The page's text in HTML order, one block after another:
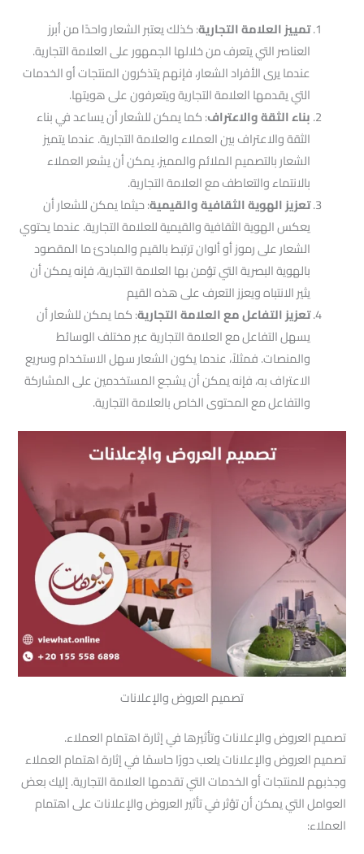
تمييز العلامة التجارية: كذلك يعتبر الشعار واحدًا من أبرز
العناصر التي يتعرف من خلالها الجمهور على العلامة التجارية.
عندما يرى الأفراد الشعار، فإنهم يتذكرون المنتجات أو الخدمات
التي يقدمها العلامة التجارية ويتعرفون على هويتها.
بناء الثقة والاعتراف: كما يمكن للشعار أن يساعد في بناء
الثقة والاعتراف بين العملاء والعلامة التجارية. عندما يتميز
الشعار بالتصميم الملائم والمميز، يمكن أن يشعر العملاء
بالانتماء والتعاطف مع العلامة التجارية.
تعزيز الهوية الثقافية والقيمية: حيثما يمكن للشعار أن
يعكس الهوية الثقافية والقيمية للعلامة التجارية. عندما يحتوي
الشعار على رموز أو ألوان ترتبط بالقيم والمبادئ ما المقصود
بالهوية البصرية التي تؤمن بها العلامة التجارية، فإنه يمكن أن
يثير الانتباه ويعزز التعرف على هذه القيم
تعزيز التفاعل مع العلامة التجارية: كما يمكن للشعار أن
يسهل التفاعل مع العلامة التجارية عبر مختلف الوسائط
والمنصات. فمثلاً، عندما يكون الشعار سهل الاستخدام وسريع
الاعتراف به، فإنه يمكن أن يشجع المستخدمين على المشاركة
والتفاعل مع المحتوى الخاص بالعلامة التجارية.
تصميم العروض والإعلانات
تصميم العروض والإعلانات وتأثيرها في إثارة اهتمام العملاء.
تصميم العروض والإعلانات يلعب دورًا حاسمًا في إثارة اهتمام العملاء
وجذبهم للمنتجات أو الخدمات التي تقدمها العلامة التجارية. إليك بعض
العوامل التي يمكن أن تؤثر في تأثير العروض والإعلانات على اهتمام
العملاء: